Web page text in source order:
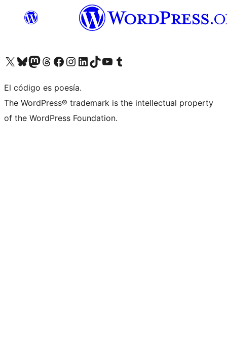
Visita nuestra cuenta de X (anteriormente Twitter)
Visita nuestra cuenta de Bluesky
Visita nuestra cuenta de Mastodon
Visita nuestra cuenta de Threads
Visita nuestra página de Facebook
Visita nuestra cuenta de Instagram
Visita nuestra cuenta de LinkedIn
Visita nuestra cuenta de TikTok
Visita nuestro canal de YouTube
Visita nuestra cuenta de Tumblr
El código es poesía.
The WordPress® trademark is the intellectual property
of the WordPress Foundation.